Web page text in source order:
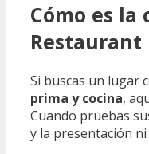
Cómo es la
Restaurant
Si buscas un lugar
prima y cocina,
Cuando pruebas
y la presentación ni